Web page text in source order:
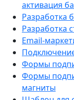
активация
Разработка
Разработка
Email-
Формы
Формы
магниты